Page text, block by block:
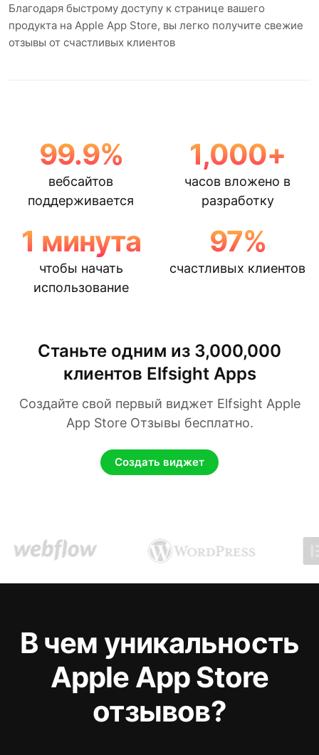
Благодаря быстрому доступу к странице вашего
продукта на Apple App Store, вы легко получите свежие
отзывы от счастливых клиентов
99.9%
вебсайтов
поддерживается
1,000+
часов вложено в
разработку
1 минута
чтобы начать
использование
97%
счастливых клиентов
Станьте одним из 3,000,000
клиентов Elfsight Apps
Создайте свой первый виджет Elfsight Apple
App Store Отзывы бесплатно.
Создать виджет
В чем уникальность
Apple App Store
отзывов?